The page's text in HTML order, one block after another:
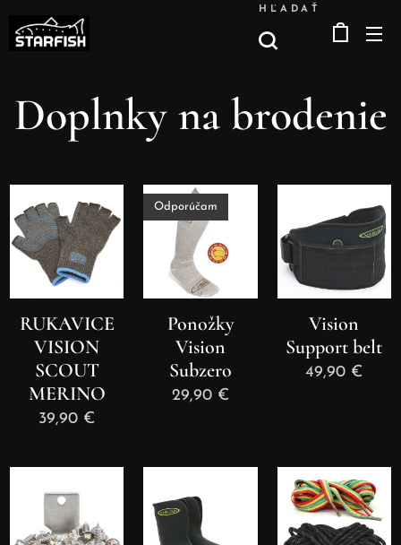
HĽADAŤ
Doplnky na brodenie
RUKAVICE
VISION
SCOUT
MERINO
39,90 €
Ponožky
Vision
Subzero
Odporúčam
29,90€
Vision
Support belt
49,90 €